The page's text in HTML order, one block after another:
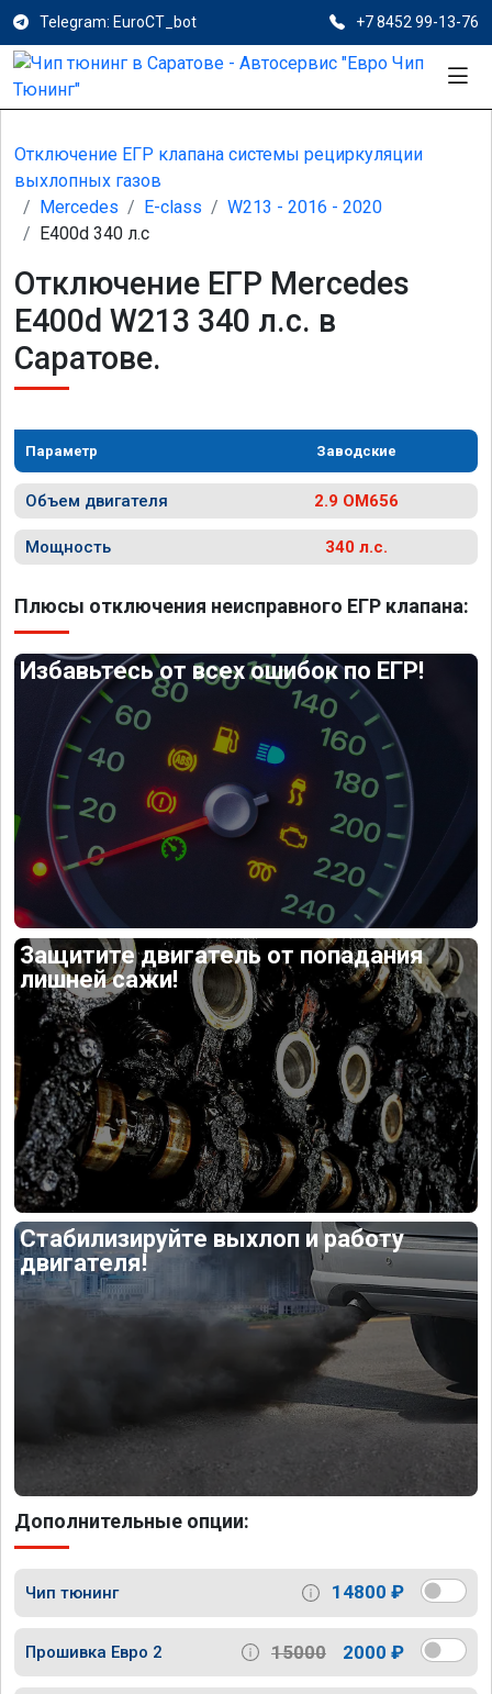
Telegram: EuroCT_bot +7 8452 99-13-76
Отключение ЕГР клапана системы рециркуляции
выхлопных газов
Mercedes
E-class
W213 - 2016 - 2020
E400d 340 л.с
Отключение ЕГР Mercedes
E400d W213 340 л.с. в
Саратове.
Параметр Заводские
Объем двигателя 2.9 OM656
Мощность 340 л.с.
Плюсы отключения неисправного ЕГР клапана:
Избавьтесь от всех ошибок по ЕГР!
Защитите двигатель от попадания
лишней сажи!
Стабилизируйте выхлоп и работу
двигателя!
Дополнительные опции:
Чип тюнинг 14800 ₽
Прошивка Евро 2 15000 2000 ₽